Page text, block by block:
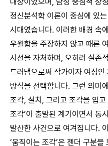
대상이었으며, 남성 중심적 상
정신분석학 이론이 중심에 있
시대였습니다. 이러한 배경 속
우월함을 주장하지 않고 때론
시선을 자처하며, 오히려 실존
드러냄으로써 작가이자 여성
방식을 선택합니다. 그런 의미
조각, 설치, 그리고 조각을 입
조각’이 출발된 계기이면서 동
발산한 사건으로 여겨집니다.
‘움직이는 조각’은 젠더 구분